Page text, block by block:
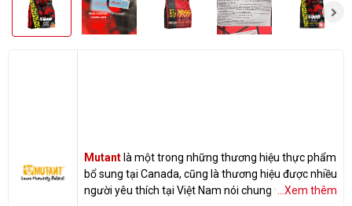
Mutant là một trong những thương hiệu thực phẩm
bổ sung tại Canada, cũng là thương hiệu được nhiều
người yêu thích tại Việt Nam nói chung và Gymstore
...Xem thêm